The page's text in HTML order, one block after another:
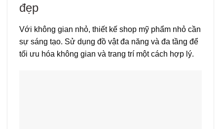
đẹp
Với không gian nhỏ, thiết kế shop mỹ phẩm nhỏ cần
sự sáng tạo. Sử dụng đồ vật đa năng và đa tầng để
tối ưu hóa không gian và trang trí một cách hợp lý.